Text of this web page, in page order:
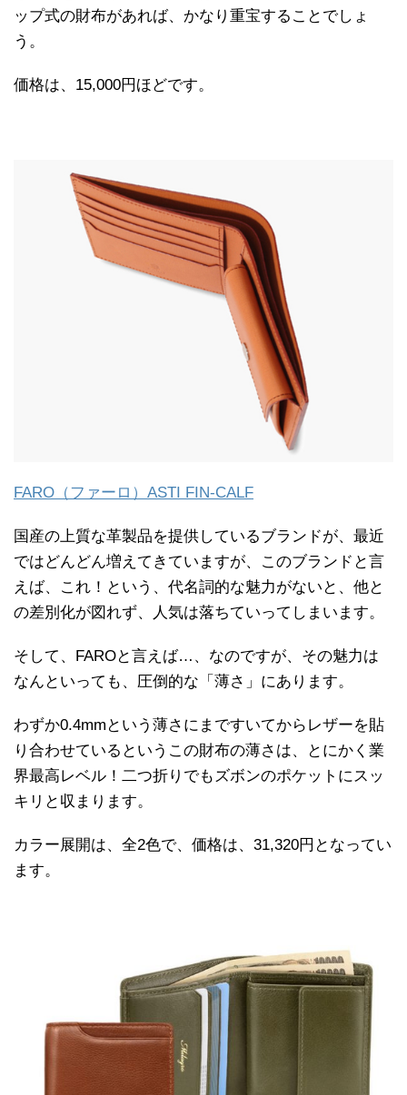
ップ式の財布があれば、かなり重宝することでしょ
う。
価格は、15,000円ほどです。
FARO（ファーロ）ASTI FIN-CALF
国産の上質な革製品を提供しているブランドが、最近
ではどんどん増えてきていますが、このブランドと言
えば、これ！という、代名詞的な魅力がないと、他と
の差別化が図れず、人気は落ちていってしまいます。
そして、FAROと言えば…、なのですが、その魅力は
なんといっても、圧倒的な「薄さ」にあります。
わずか0.4mmという薄さにまですいてからレザーを貼
り合わせているというこの財布の薄さは、とにかく業
界最高レベル！二つ折りでもズボンのポケットにスッ
キリと収まります。
カラー展開は、全2色で、価格は、31,320円となってい
ます。